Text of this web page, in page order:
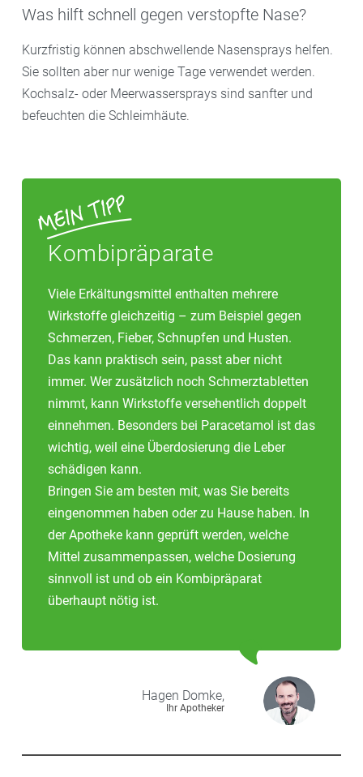
Was hilft schnell gegen verstopfte Nase?
Kurzfristig können abschwellende Nasensprays helfen.
Sie sollten aber nur wenige Tage verwendet werden.
Kochsalz- oder Meerwassersprays sind sanfter und
befeuchten die Schleimhäute.
Kombipräparate
Viele Erkältungsmittel enthalten mehrere
Wirkstoffe gleichzeitig – zum Beispiel gegen
Schmerzen, Fieber, Schnupfen und Husten.
Das kann praktisch sein, passt aber nicht
immer. Wer zusätzlich noch Schmerztabletten
nimmt, kann Wirkstoffe versehentlich doppelt
einnehmen. Besonders bei Paracetamol ist das
wichtig, weil eine Überdosierung die Leber
schädigen kann.
Bringen Sie am besten mit, was Sie bereits
eingenommen haben oder zu Hause haben. In
der Apotheke kann geprüft werden, welche
Mittel zusammenpassen, welche Dosierung
sinnvoll ist und ob ein Kombipräparat
überhaupt nötig ist.
Hagen Domke,
Ihr Apotheker